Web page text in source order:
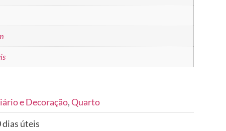
e Decoração,Quarto
dias úteis